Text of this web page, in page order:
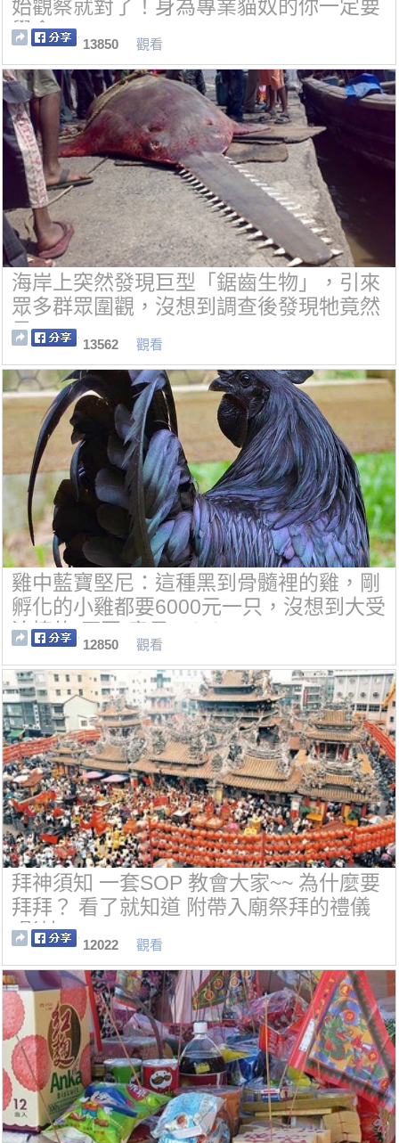
始觀察就對了！身為專業貓奴的你一定要
學會。
13850 觀看
海岸上突然發現巨型「鋸齒生物」，引來
眾多群眾圍觀，沒想到調查後發現牠竟然
是······
13562 觀看
雞中藍寶堅尼：這種黑到骨髓裡的雞，剛
孵化的小雞都要6000元一只，沒想到大受
追捧的“原因”竟是...！！
12850 觀看
拜神須知 一套SOP 教會大家~~ 為什麼要
拜拜？ 看了就知道 附帶入廟祭拜的禮儀
(影片)
12022 觀看